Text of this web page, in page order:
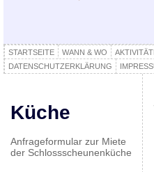
STARTSEITE WANN & WO
DATENSCHUTZERKLÄRUNG
Küche
Anfrageformular zur Miete
der Schlossscheunenküche